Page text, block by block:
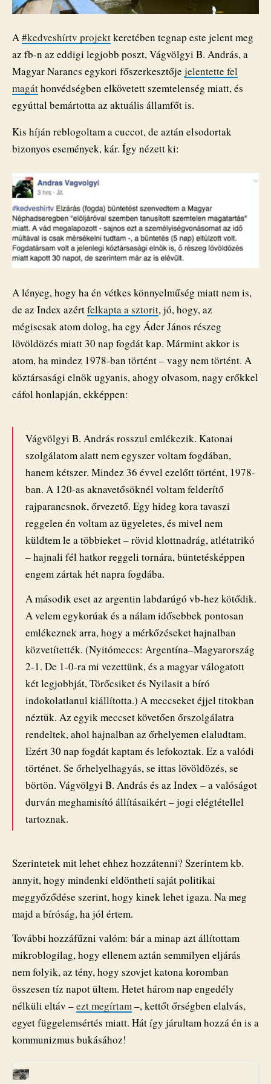
A#‎kedveshírtv projektkeretében tegnap este jelent meg
az fb-n az eddigi legjobb poszt, Vágvölgyi B. András, a
Magyar Narancs egykori főszerkesztője jelentette fel
magáthonvédségben elkövetett szemtelenség miatt, és
egyúttal bemártotta az aktuális államfőt is.
Kis híján reblogoltam a cuccot, de aztán elsodortak
bizonyos események, kár. Így nézett ki:
A lényeg, hogy ha én vétkes könnyelműség miatt nem is,
de az Index azértfelkapta a sztorit, jó, hogy, az
mégiscsak atom dolog, ha egy Áder János részeg
lövöldözés miatt 30 nap fogdát kap. Mármint akkor is
atom, ha mindez 1978-ban történt – vagy nem történt. A
köztársasági elnök ugyanis, ahogy olvasom, nagy erőkkel
cáfol honlapján, ekképpen:
Vágvölgyi B. András rosszul emlékezik. Katonai
szolgálatom alatt nem egyszer voltam fogdában,
hanem kétszer. Mindez 36 évvel ezelőtt történt, 1978-
ban. A 120-as aknavetősöknél voltam felderítő
rajparancsnok, őrvezető. Egy hideg kora tavaszi
reggelen én voltam az ügyeletes, és mivel nem
küldtem le a többieket – rövid klottnadrág, atlétatrikó
– hajnali fél hatkor reggeli tornára, büntetésképpen
engem zártak hét napra fogdába.
A második eset az argentin labdarúgó vb-hez kötődik.
A velem egykorúak és a nálam idősebbek pontosan
emlékeznek arra, hogy a mérkőzéseket hajnalban
közvetítették. (Nyitómeccs: Argentína–Magyarország
2-1. De 1-0-ra mi vezettünk, és a magyar válogatott
két legjobbját, Törőcsiket és Nyilasit a bíró
indokolatlanul kiállította.) A meccseket éjjel titokban
néztük. Az egyik meccset követően őrszolgálatra
rendeltek, ahol hajnalban az őrhelyemen elaludtam.
Ezért 30 nap fogdát kaptam és lefokoztak. Ez a valódi
történet. Se őrhelyelhagyás, se ittas lövöldözés, se
börtön. Vágvölgyi B. András és az Index – a valóságot
durván meghamisító állításaikért – jogi elégtétellel
tartoznak.
Szerintetek mit lehet ehhez hozzátenni? Szerintem kb.
annyit, hogy mindenki eldöntheti saját politikai
meggyőződése szerint, hogy kinek lehet igaza. Na meg
majd a bíróság, ha jól értem.
További hozzáfűzni valóm: bár a minap azt állítottam
mikroblogilag, hogy ellenem aztán semmilyen eljárás
nem folyik, az tény, hogy szovjet katona koromban
összesen tíz napot ültem. Hetet három nap engedély
nélküli eltáv –ezt megírtam–, kettőt őrségben elalvás,
egyet függelemsértés miatt. Hát így járultam hozzá én is a
kommunizmus bukásához!